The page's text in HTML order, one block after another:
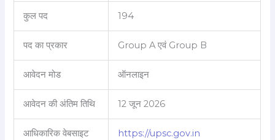
कुल पद 194
पद का प्रकार Group A एवं Group B
आवेदन मोड ऑनलाइन
आवेदन की अंतिम तिथि 12 जून 2026
आधिकारिक वेबसाइट https://upsc.gov.in